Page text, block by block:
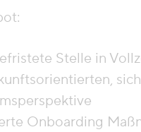
Stelle in
Onboarding